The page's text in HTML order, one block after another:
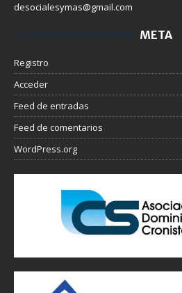
desocialesymas@gmail.com
META
Registro
Acceder
Feed de entradas
Feed de comentarios
WordPress.org